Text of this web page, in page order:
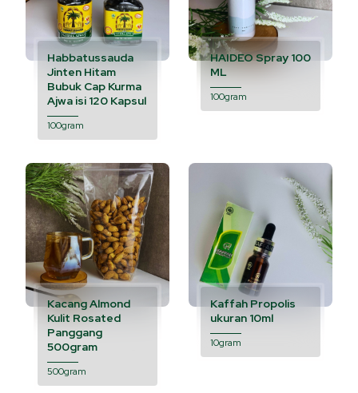
Habbatussauda
Jinten Hitam
Bubuk Cap Kurma
Ajwa isi 120 Kapsul
100gram
HAIDEO Spray 100
ML
100gram
Kacang Almond
Kulit Rosated
Panggang
500gram
500gram
Kaffah Propolis
ukuran 10ml
10gram